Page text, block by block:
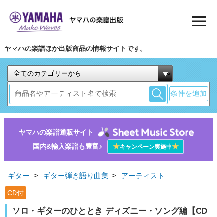
ヤマハの楽譜ほか出版商品の情報サイトです。
条件を追加
ヤマハの楽譜通販サイト
国内&輸入楽譜も豊富♪
★キャンペーン実施中★
ギター > ギター弾き語り曲集 > アーティスト
CD付
ソロ・ギターのひととき ディズニー・ソング編【CD